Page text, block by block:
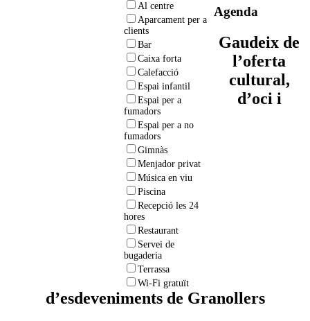
Al centre
Aparcament per a
clients
Bar
Caixa forta
Calefacció
Espai infantil
Espai per a
fumadors
Espai per a no
fumadors
Gimnàs
Menjador privat
Música en viu
Piscina
Recepció les 24
hores
Restaurant
Servei de
bugaderia
Terrassa
Wi-Fi gratuït
Agenda
Gaudeix de
l’oferta
cultural,
d’oci i
d’esdeveniments de Granollers